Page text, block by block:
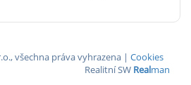
všechna práva vyhrazena | Cookies
Realitní SW Realman